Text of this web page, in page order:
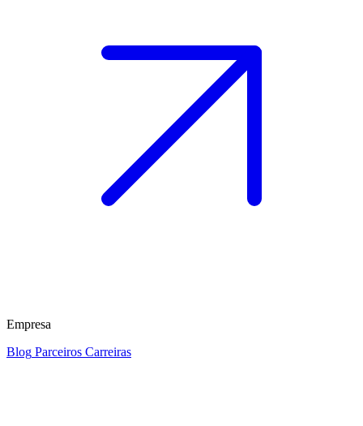
Empresa
Blog Parceiros Carreiras